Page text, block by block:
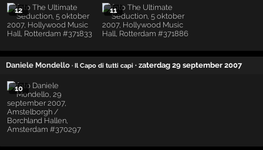
12 11
Daniele Mondello · Il Capo di tutti capi · zaterdag 29 september 2007
10